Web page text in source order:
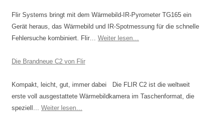
Flir Systems bringt mit dem Wärmebild-IR-Pyrometer TG165 ein
Gerät heraus, das Wärmebild und IR-Spotmessung für die schnelle
Fehlersuche kombiniert. Flir… Weiter lesen…
Die Brandneue C2 von Flir
Kompakt, leicht, gut, immer dabei Die FLIR C2 ist die weltweit
erste voll ausgestattete Wärmebildkamera im Taschenformat, die
speziell… Weiter lesen…